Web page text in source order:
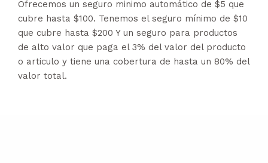
Ofrecemos un seguro minimo automático de $5 que
cubre hasta $100. Tenemos el seguro mínimo de $10
que cubre hasta $200 Y un seguro para productos
de alto valor que paga el 3% del valor del producto
o articulo y tiene una cobertura de hasta un 80% del
valor total.